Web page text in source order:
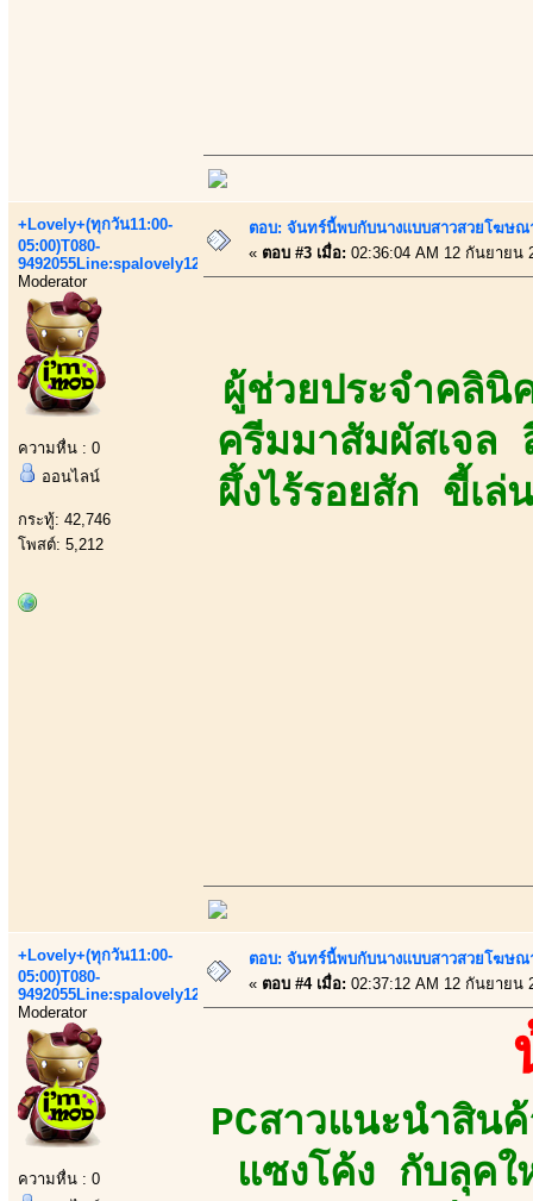
+Lovely+(ทุกวัน11:00-
05:00)T080-
9492055Line:spalovely123
Moderator
ความหื่น : 0
ออนไลน์
กระทู้: 42,746
โพสต์: 5,212
ตอบ: จันทร์นี้พบกับนางแบบสาวสวยโฆษ
« ตอบ #3 เมื่อ: 02:36:04 AM 12 กันยายน
ผู้ช่วยประจำคลินิ
ครีมมาสัมผัสเจล
ผึ้งไร้รอยสัก ขี้เ
+Lovely+(ทุกวัน11:00-
05:00)T080-
9492055Line:spalovely123
Moderator
ความหื่น : 0
ตอบ: จันทร์นี้พบกับนางแบบสาวสวยโฆษ
« ตอบ #4 เมื่อ: 02:37:12 AM 12 กันยายน
PCสาวแนะนำสิน
แซงโค้ง กับลุค